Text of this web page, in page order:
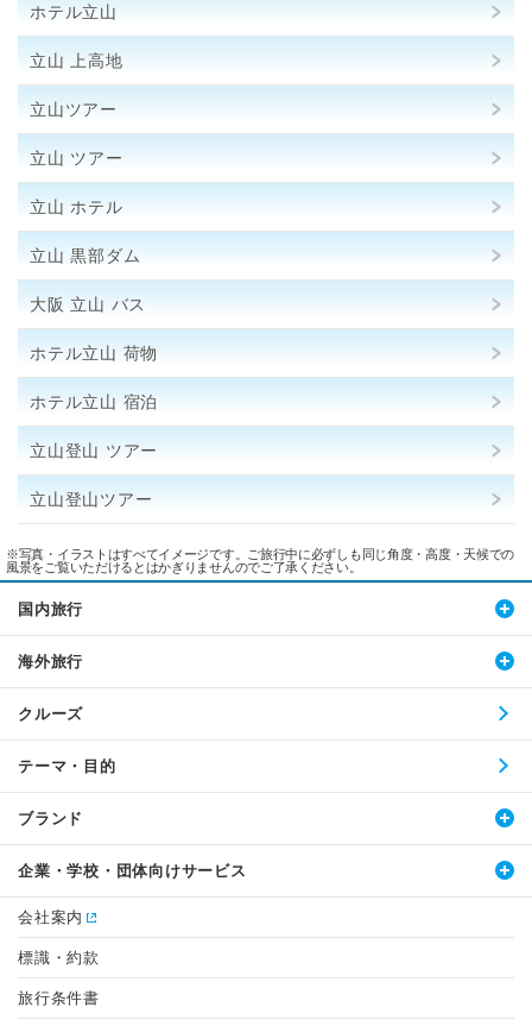
ホテル立山
立山 上高地
立山ツアー
立山 ツアー
立山 ホテル
立山 黒部ダム
大阪 立山 バス
ホテル立山 荷物
ホテル立山 宿泊
立山登山 ツアー
立山登山ツアー
※写真・イラストはすべてイメージです。ご旅行中に必ずしも同じ角度・高度・天候での
風景をご覧いただけるとはかぎりませんのでご了承ください。
国内旅行
海外旅行
クルーズ
テーマ・目的
ブランド
企業・学校・団体向けサービス
会社案内
標識・約款
旅行条件書